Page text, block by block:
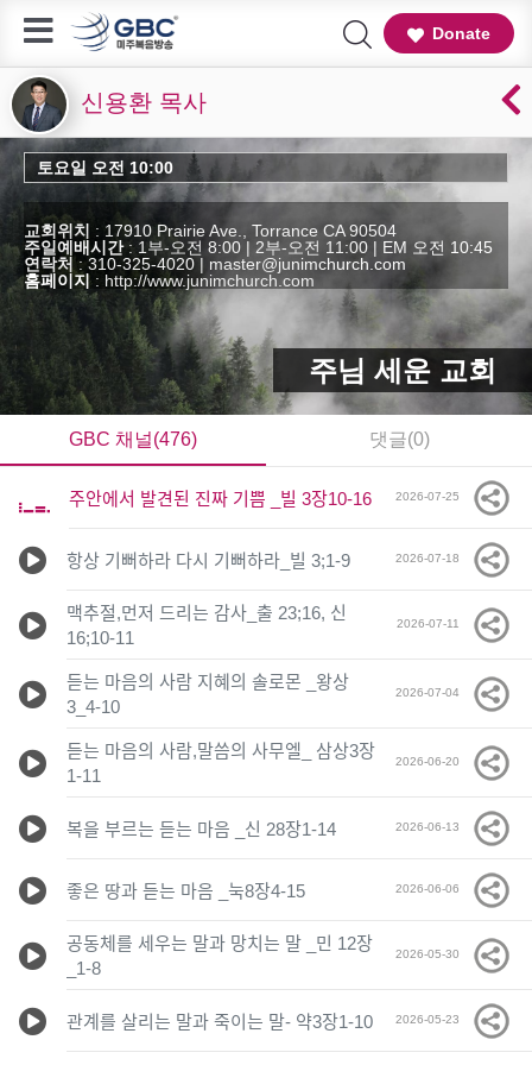
Donate
신용환 목사
주님 세운 교회
토요일 오전 10:00
교회위치 : 17910 Prairie Ave., Torrance CA 90504
주일예배시간: 1부-오전 8:00 | 2부-오전 11:00 | EM 오전 10:45
연락처 : 310-325-4020 | master@junimchurch.com
홈페이지 : http://www.junimchurch.com
GBC 채널(476) 댓글(0)
주안에서 발견된 진짜 기쁨 _빌 3장10-16 2026-07-25
항상 기뻐하라 다시 기뻐하라_빌 3;1-9 2026-07-18
맥추절,먼저 드리는 감사_출 23;16, 신
16;10-11
2026-07-11
듣는 마음의 사람 지혜의 솔로몬 _왕상
3_4-10
2026-07-04
듣는 마음의 사람,말씀의 사무엘_ 삼상3장
1-11
2026-06-20
복을 부르는 듣는 마음 _신 28장1-14 2026-06-13
좋은 땅과 듣는 마음 _눅8장4-15 2026-06-06
공동체를 세우는 말과 망치는 말 _민 12장
_1-8
2026-05-30
관계를 살리는 말과 죽이는 말- 약3장1-10 2026-05-23